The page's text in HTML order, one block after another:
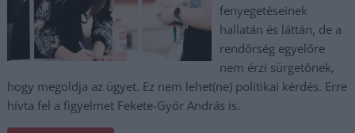
fenyegetéseinek
hallatán és láttán, de a
rendőrség egyelőre
nem érzi sürgetőnek,
hogy megoldja az ügyet. Ez nem lehet(ne) politikai kérdés. Erre
hívta fel a figyelmet Fekete-Győr András is.